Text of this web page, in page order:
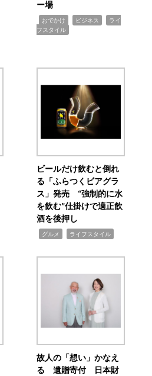
ー場
おでかけ ビジネス
ライ
フスタイル
ビールだけ飲むと倒れ
る「ふらつくビアグラ
ス」発売 “強制的に水
を飲む”仕掛けで適正飲
酒を後押し
グルメ ライフスタイル
故人の「想い」かなえ
る 遺贈寄付 日本財